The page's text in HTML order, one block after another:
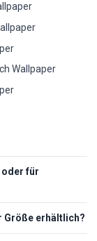
Wallpaper
oder für
Größe erhältlich?